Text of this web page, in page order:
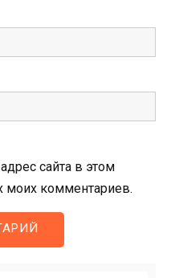
сайта в этом
моих комментариев.